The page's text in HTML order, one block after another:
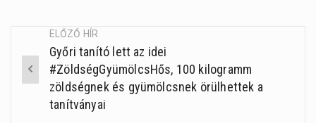
Post
navigation
ELŐZŐ HÍR
Győri tanító lett az idei
#ZöldségGyümölcsHős, 100 kilogramm
zöldségnek és gyümölcsnek örülhettek a
tanítványai